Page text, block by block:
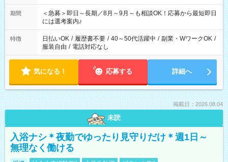
ば前職が、 在宅/財団法人/事務/コールセンター/受付/販売/カフェ
スタッフ スイーツ販売/ホテルフロント/化粧品販売/など 様々な
業界から入社して活躍されています♪
期間
＜急募＞即日～長期／8月～9月～も相談OK！応募から最短即日
には選考案内♪
特徴 日払いOK / 履歴書不要 / 40～50代活躍中 / 副業・WワークOK /
服装自由 / 電話対応なし
気になる！ 応募する 詳細へ
掲載日：2026.08.04
未読
入浴ナシ＊夜勤でゆったり見守りだけ＊週1日～
無理なく働ける